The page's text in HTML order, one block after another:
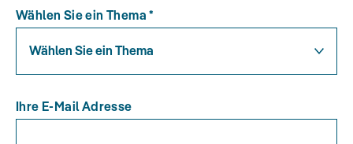
Wählen Sie ein Thema *
Wählen Sie ein Thema
Ihre E-Mail Adresse